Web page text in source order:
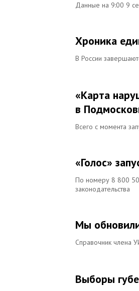
Данные на 9:00 9
Хроника
В России
«Карта
в
Всего с момента
«Голос»
По номеру 8 800
законодательства
Мы
Справочник члена
Выборы